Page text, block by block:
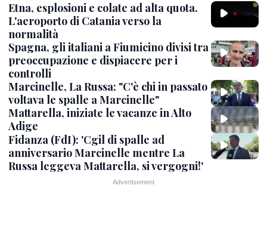
Etna, esplosioni e colate ad alta quota.
L'aeroporto di Catania verso la
normalità
Spagna, gli italiani a Fiumicino divisi tra
preoccupazione e dispiacere per i
controlli
Marcinelle, La Russa: "C'è chi in passato
voltava le spalle a Marcinelle"
Mattarella, iniziate le vacanze in Alto
Adige
Fidanza (FdI): 'Cgil di spalle ad
anniversario Marcinelle mentre La
Russa leggeva Mattarella, si vergogni!'